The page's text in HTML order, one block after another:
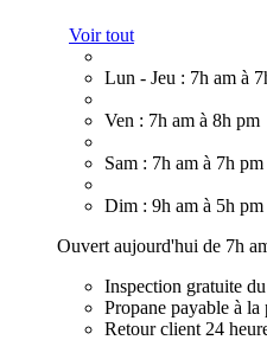
Voir tout
Lun - Jeu : 7h am à
Ven : 7h am à 8h pm
Sam : 7h am à 7h pm
Dim : 9h am à 5h pm
Ouvert aujourd'hui de 7h
Inspection gratuite
Propane payable à la
Retour client 24